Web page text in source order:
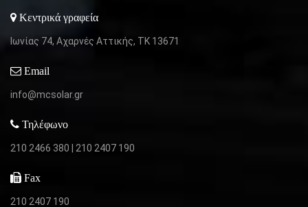
Κεντρικά γραφεία
Ιωνίας 74, Αχαρνές Αττικής, ΤΚ 13671
Email
info@mcsolar.gr
Τηλέφωνο
210 2466 380 210 2407 190
Fax
210 2407 190